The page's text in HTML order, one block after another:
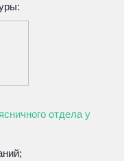
отдела у